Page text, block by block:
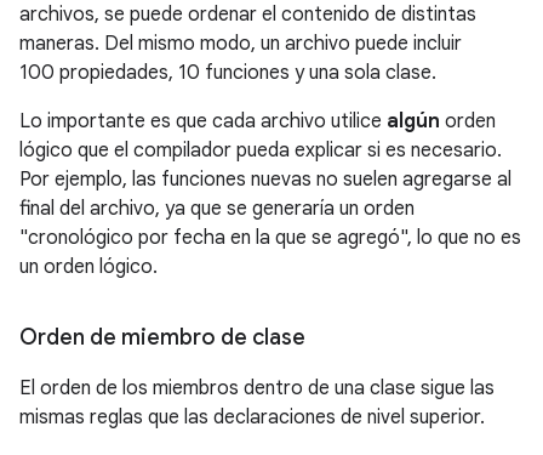
archivos, se puede ordenar el contenido de distintas
maneras. Del mismo modo, un archivo puede incluir
100 propiedades, 10 funciones y una sola clase.
Lo importante es que cada archivo utilice algún orden
lógico que el compilador pueda explicar si es necesario.
Por ejemplo, las funciones nuevas no suelen agregarse al
final del archivo, ya que se generaría un orden
"cronológico por fecha en la que se agregó", lo que no es
un orden lógico.
Orden de miembro de clase
El orden de los miembros dentro de una clase sigue las
mismas reglas que las declaraciones de nivel superior.